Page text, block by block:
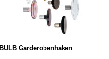
BULB Garderobenhaken